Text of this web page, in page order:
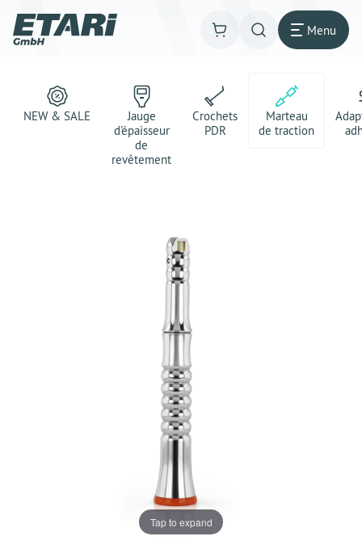
Menu
NEW & SALE
Jauge
d'épaisseur
de
revêtement
Crochets
PDR
Marteau
de traction
Tap to expand